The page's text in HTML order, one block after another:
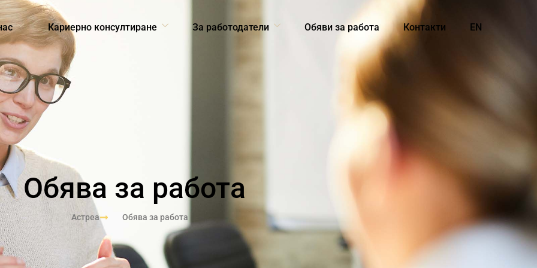
Кариерно консултиране За работодатели Обяви за работа Контакти EN
Обява за работа
Астреа Обява за работа